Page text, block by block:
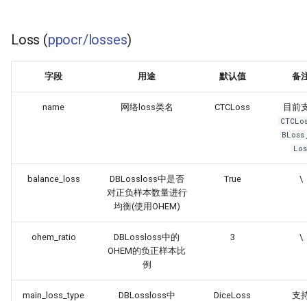
Loss (ppocr/losses)
字段 用途 默认值 备
name 网络loss类名 CTCLoss 目前
BLoss
balance_loss
DBLossloss中是否
对正负样本数量进行
均衡(使用OHEM)
True \
ohem_ratio
DBLossloss中的
OHEM的负正样本比
例
3 \
main_loss_type
DBLossloss中
DiceLoss 支